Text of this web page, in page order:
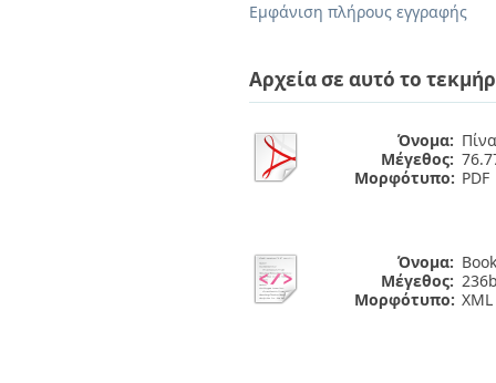
Εμφάνιση πλήρους εγγραφής
Αρχεία σε αυτό το
Όνομα:
Μέγεθος:
Μορφότυπο: PDF
Όνομα:
Μέγεθος:
Μορφότυπο: XML